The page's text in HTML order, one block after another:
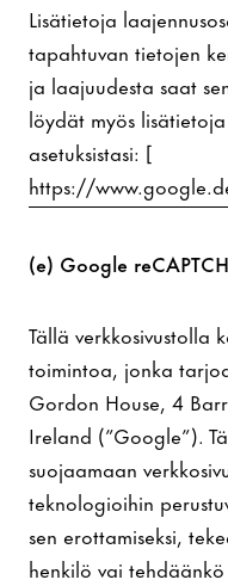
Lisätietoja
tapahtuvan tietojen
ja laajuudesta saat
löydät myös
asetuksistasi: [
https://
(e) Google
Tällä verkkosivustolla
toimintoa, jonka
Gordon House, 4
Ireland (”Google”).
suojaamaan
teknologioihin
sen erottamiseksi,
henkilö vai